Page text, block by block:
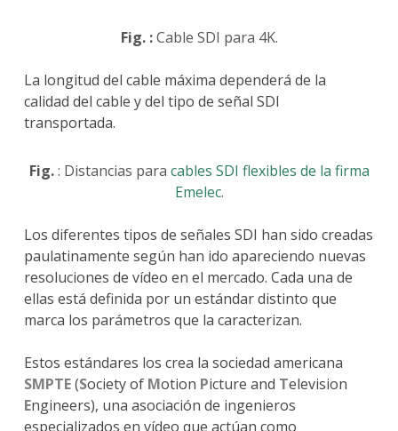
Fig. :Cable SDI para 4K.
La longitud del cable máxima dependerá de la
calidad del cable y del tipo de señal SDI
transportada.
Fig.: Distancias para cables SDI flexibles de la firma
Emelec.
Los diferentes tipos de señales SDI han sido creadas
paulatinamente según han ido apareciendo nuevas
resoluciones de vídeo en el mercado. Cada una de
ellas está definida por un estándar distinto que
marca los parámetros que la caracterizan.
Estos estándares los crea la sociedad americana
SMPTE(Society of Motion Picture and Television
Engineers), una asociación de ingenieros
especializados en vídeo que actúan como